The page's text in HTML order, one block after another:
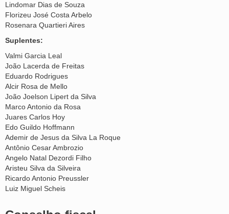
Lindomar Dias de Souza
Florizeu José Costa Arbelo
Rosenara Quartieri Aires
Suplentes:
Valmi Garcia Leal
João Lacerda de Freitas
Eduardo Rodrigues
Alcir Rosa de Mello
João Joelson Lipert da Silva
Marco Antonio da Rosa
Juares Carlos Hoy
Edo Guildo Hoffmann
Ademir de Jesus da Silva La Roque
Antônio Cesar Ambrozio
Angelo Natal Dezordi Filho
Aristeu Silva da Silveira
Ricardo Antonio Preussler
Luiz Miguel Scheis